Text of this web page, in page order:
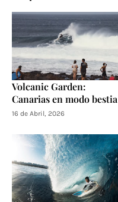
Volcanic Garden:
Canarias en modo bestia
16 de Abril, 2026